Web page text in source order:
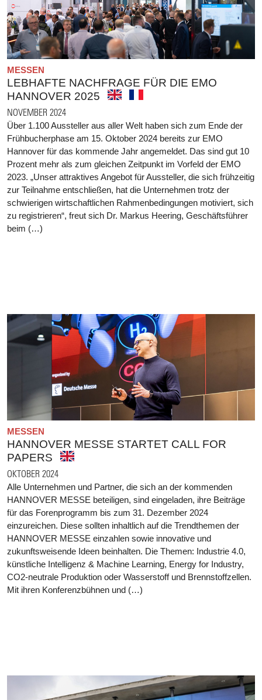
MESSEN
LEBHAFTE NACHFRAGE FÜR DIE EMO
HANNOVER 2025
NOVEMBER 2024
Über 1.100 Aussteller aus aller Welt haben sich zum Ende der
Frühbucherphase am 15. Oktober 2024 bereits zur EMO
Hannover für das kommende Jahr angemeldet. Das sind gut 10
Prozent mehr als zum gleichen Zeitpunkt im Vorfeld der EMO
2023. „Unser attraktives Angebot für Aussteller, die sich frühzeitig
zur Teilnahme entschließen, hat die Unternehmen trotz der
schwierigen wirtschaftlichen Rahmenbedingungen motiviert, sich
zu registrieren“, freut sich Dr. Markus Heering, Geschäftsführer
beim (…)
MESSEN
HANNOVER MESSE STARTET CALL FOR
PAPERS
OKTOBER 2024
Alle Unternehmen und Partner, die sich an der kommenden
HANNOVER MESSE beteiligen, sind eingeladen, ihre Beiträge
für das Forenprogramm bis zum 31. Dezember 2024
einzureichen. Diese sollten inhaltlich auf die Trendthemen der
HANNOVER MESSE einzahlen sowie innovative und
zukunftsweisende Ideen beinhalten. Die Themen: Industrie 4.0,
künstliche Intelligenz & Machine Learning, Energy for Industry,
CO2-neutrale Produktion oder Wasserstoff und Brennstoffzellen.
Mit ihren Konferenzbühnen und (…)